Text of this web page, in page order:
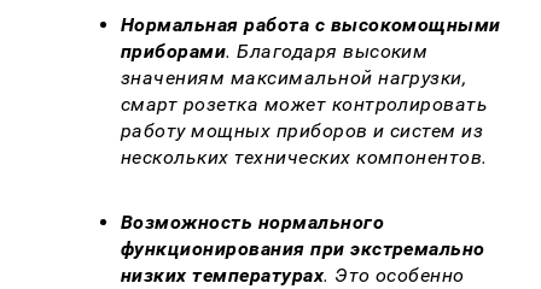
Нормальная работа с высокомощными
приборами. Благодаря высоким
значениям максимальной нагрузки,
смарт розетка может контролировать
работу мощных приборов и систем из
нескольких технических компонентов.
Возможность нормального
функционирования при экстремально
низких температурах. Это особенно